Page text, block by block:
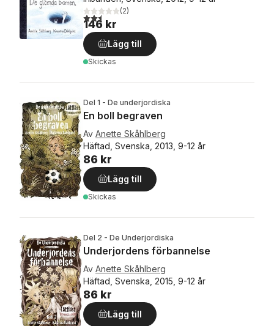
2,5utav 5 stjärnor. Totalt antal röster:
(2)
146 kr
Lägg till
Skickas
Del 1 - De underjordiska
En boll begraven
Av Anette Skåhlberg
Häftad, Svenska, 2013, 9-12 år
86 kr
Lägg till
Skickas
Del 2 - De Underjordiska
Underjordens förbannelse
Av Anette Skåhlberg
Häftad, Svenska, 2015, 9-12 år
86 kr
Lägg till